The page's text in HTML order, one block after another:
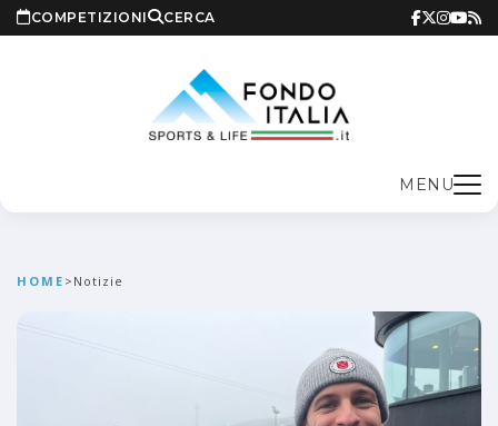
COMPETIZIONI CERCA
MENU
HOME > Notizie